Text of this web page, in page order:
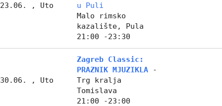
23.06. , Uto
u Puli
Malo rimsko
kazalište, Pula
21:00 -23:30
30.06. , Uto
Zagreb Classic:
PRAZNIK MJUZIKLA -
Trg kralja
Tomislava
21:00 -23:00